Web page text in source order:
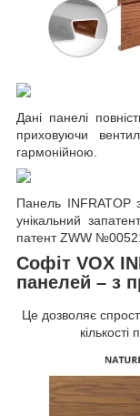
Дані панелі
приховуючи
гармонійною.
Панель INFRATOP
унікальний
патент ZWW
Софіт VOX
панелей – з
Це дозволяє